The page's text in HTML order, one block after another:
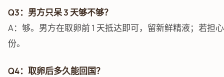
Q3：男方只呆 3 天够不够？
A：够。男方在取卵前 1 天抵达即可，留新鲜精液；若担
份。
Q4：取卵后多久能回国？